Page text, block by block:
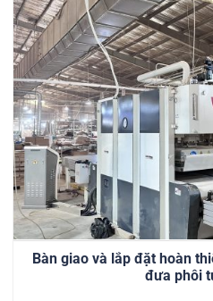
Bàn giao và lắp đặt hoàn
đưa phôi